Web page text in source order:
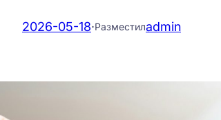
2026-05-18·Разместилadmin